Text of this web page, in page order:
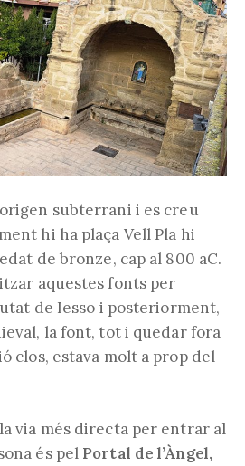
subterrani i es creu
hi ha plaça Vell Pla hi
de bronze, cap al 800 aC.
aquestes fonts per
de Iesso i posteriorment,
la font, tot i quedar fora
clos, estava molt a prop del
via més directa per entrar al
és pel Portal de l’Àngel,